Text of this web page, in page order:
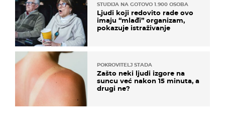
STUDIJA NA GOTOVO 1.900 OSOBA
Ljudi koji redovito rade ovo
imaju “mlađi” organizam,
pokazuje istraživanje
POKROVITELJ STADA
Zašto neki ljudi izgore na
suncu već nakon 15 minuta, a
drugi ne?